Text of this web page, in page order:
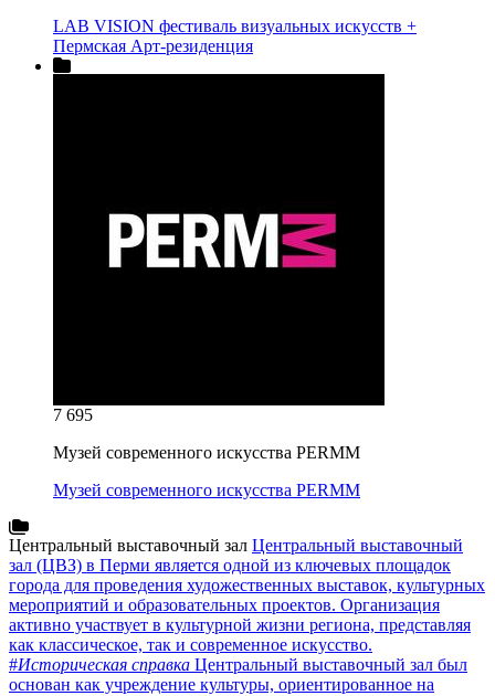
LAB VISION фестиваль визуальных искусств +
Пермская Арт-резиденция
7 695
Музей современного искусства PERMM
Музей современного искусства PERMM
Центральный выставочный зал Центральный выставочный
зал (ЦВЗ) в Перми является одной из ключевых площадок
города для проведения художественных выставок, культурных
мероприятий и образовательных проектов. Организация
активно участвует в культурной жизни региона, представляя
как классическое, так и современное искусство.
#Историческая справка Центральный выставочный зал был
основан как учреждение культуры, ориентированное на